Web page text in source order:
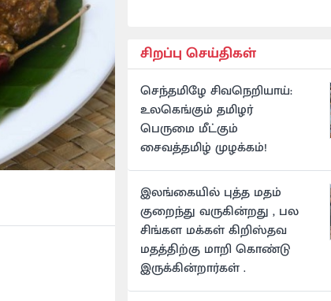
சிறப்பு செய்திகள்
செந்தமிழே சிவநெறியாய்:
உலகெங்கும் தமிழர்
பெருமை மீட்கும்
சைவத்தமிழ் முழக்கம்!
இலங்கையில் புத்த மதம்
குறைந்து வருகின்றது , பல
சிங்கள மக்கள் கிறிஸ்தவ
மதத்திற்கு மாறி கொண்டு
இருக்கின்றார்கள் .